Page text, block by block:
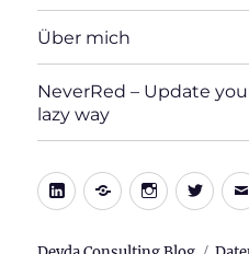
Über mich
NeverRed – Update
lazy way
LinkedIn
Xing